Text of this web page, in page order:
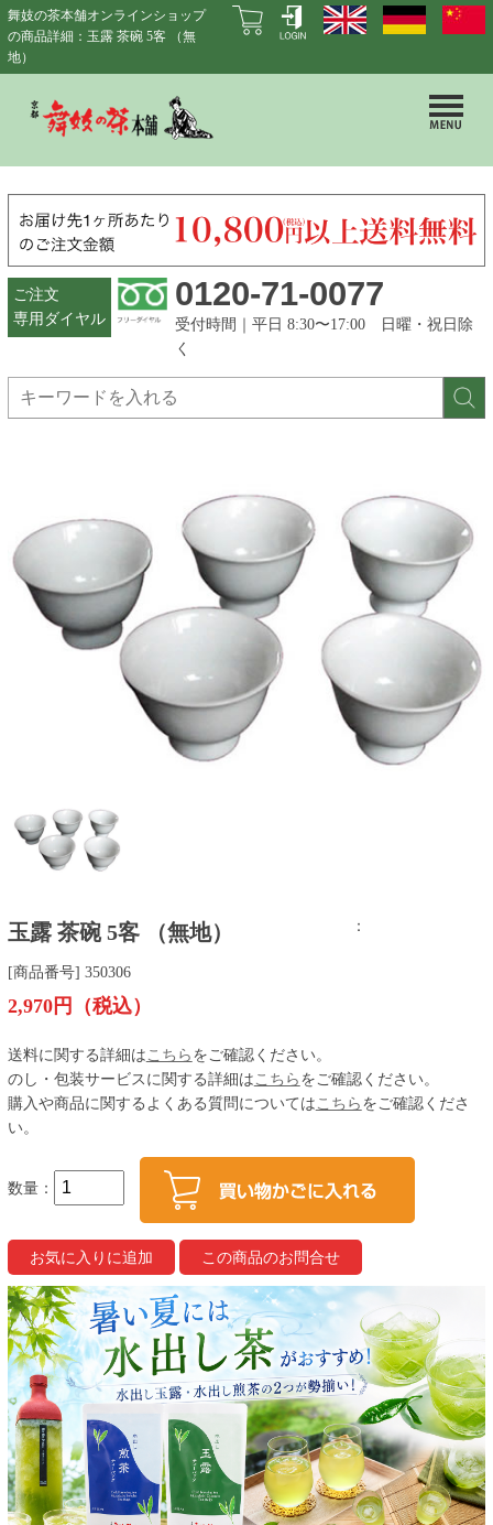
舞妓の茶本舗オンラインショップ
の商品詳細：玉露 茶碗 5客 （無
地）
ご注文
専用ダイヤル
0120-71-0077
受付時間｜平日 8:30〜17:00 日曜・祝日除
く
玉露 茶碗 5客 （無地） ：
[商品番号] 350306
2,970円（税込）
送料に関する詳細は こちら をご確認ください。
のし・包装サービスに関する詳細は こちら をご確認ください。
購入や商品に関するよくある質問については こちら をご確認くださ
い。
数量：